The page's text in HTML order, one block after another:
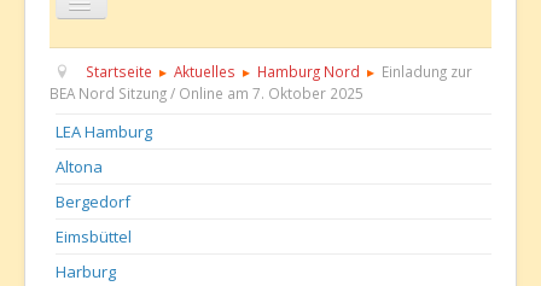
Startseite Über uns Aktuelles Termine
Informationen
Startseite Aktuelles Hamburg Nord
Einladung zur
BEA Nord Sitzung / Online am 7. Oktober 2025
LEA Hamburg
Altona
Bergedorf
Eimsbüttel
Harburg